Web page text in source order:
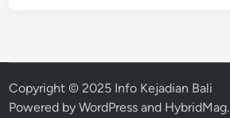
Copyright © 2025 Info Kejadian Bali
Powered byWordPress and HybridMag.